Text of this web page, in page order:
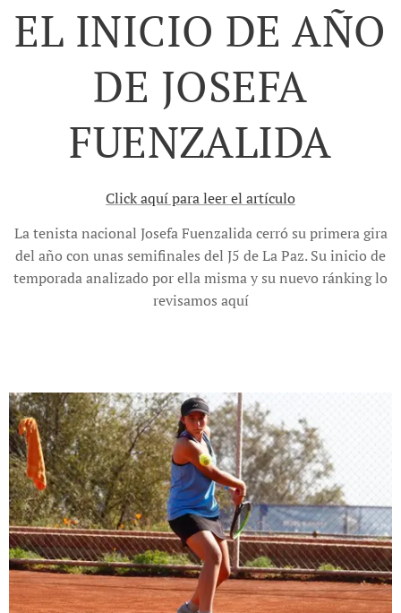
EL INICIO DE AÑO
DE JOSEFA
FUENZALIDA
Click aquí para leer el artículo
La tenista nacional Josefa Fuenzalida cerró su primera gira
del año con unas semifinales del J5 de La Paz. Su inicio de
temporada analizado por ella misma y su nuevo ránking lo
revisamos aquí